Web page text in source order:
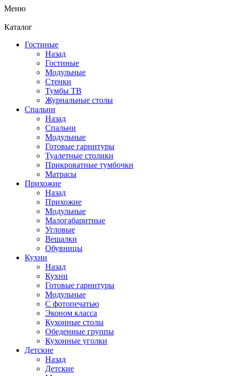
Меню
Каталог
Гостиные
Назад
Гостиные
Модульные
Стенки
Тумбы ТВ
Журнальные столы
Спальни
Назад
Спальни
Модульные
Готовые гарнитуры
Туалетные столики
Прикроватные тумбочки
Матрасы
Прихожие
Назад
Прихожие
Модульные
Малогабаритные
Угловые
Вешалки
Обувницы
Кухни
Назад
Кухни
Готовые гарнитуры
Модульные
С фотопечатью
Эконом класса
Кухонные столы
Обеденные группы
Кухонные уголки
Детские
Назад
Детские